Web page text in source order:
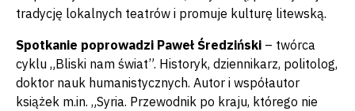
tradycję lokalnych teatrów i promuje kulturę litewską.
Spotkanie poprowadzi Paweł Średziński – twórca
cyklu „Bliski nam świat”. Historyk, dziennikarz, politolog,
doktor nauk humanistycznych. Autor i współautor
książek m.in. „Syria. Przewodnik po kraju, którego nie